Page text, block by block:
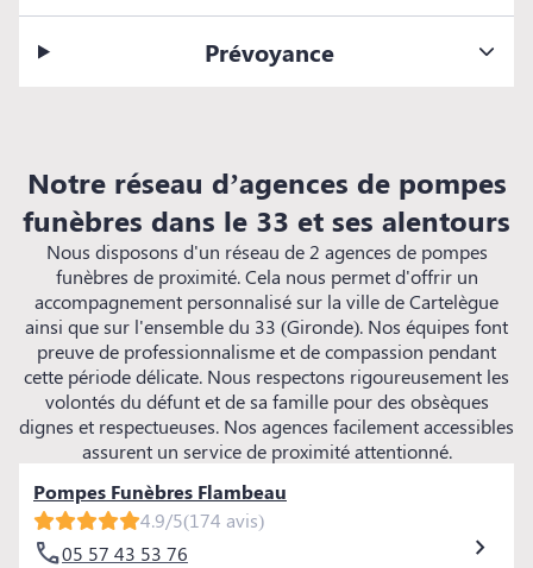
Prévoyance
Notre réseau d’agences de pompes
funèbres dans le 33 et ses alentours
Nous disposons d'un réseau de 2 agences de pompes
funèbres de proximité. Cela nous permet d'offrir un
accompagnement personnalisé sur la ville de Cartelègue
ainsi que sur l'ensemble du 33 (Gironde). Nos équipes font
preuve de professionnalisme et de compassion pendant
cette période délicate. Nous respectons rigoureusement les
volontés du défunt et de sa famille pour des obsèques
dignes et respectueuses. Nos agences facilement accessibles
assurent un service de proximité attentionné.
Pompes Funèbres Flambeau
4.9/5(174 avis)
05 57 43 53 76